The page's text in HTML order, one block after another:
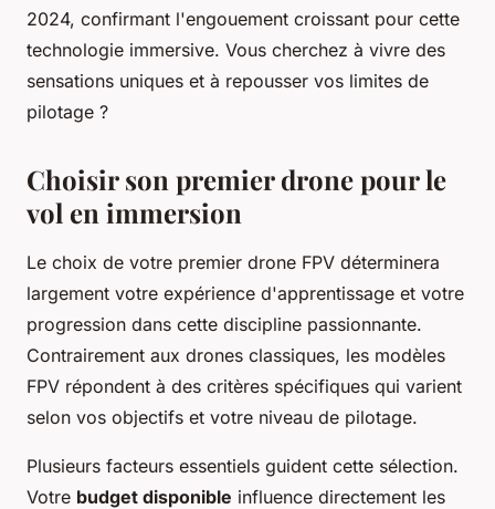
2024, confirmant l'engouement croissant pour cette
technologie immersive. Vous cherchez à vivre des
sensations uniques et à repousser vos limites de
pilotage ?
Choisir son premier drone pour le
vol en immersion
Le choix de votre premier drone FPV déterminera
largement votre expérience d'apprentissage et votre
progression dans cette discipline passionnante.
Contrairement aux drones classiques, les modèles
FPV répondent à des critères spécifiques qui varient
selon vos objectifs et votre niveau de pilotage.
Plusieurs facteurs essentiels guident cette sélection.
Votre budget disponible influence directement les